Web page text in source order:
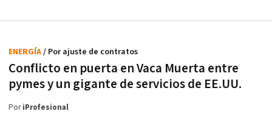
Conflicto en puerta en Vaca Muerta entre
pymes y un gigante de servicios de EE.UU.
ENERGÍA/ Por ajuste de contratos
PoriProfesional